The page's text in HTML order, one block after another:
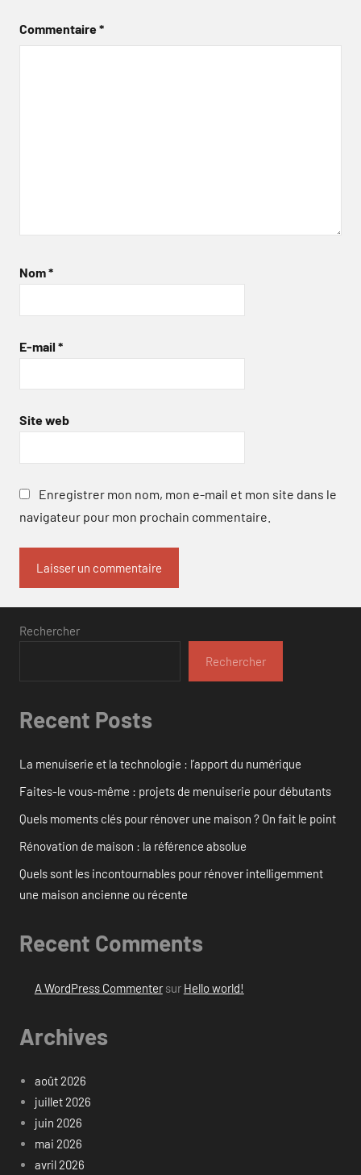
Commentaire*
Nom*
E-mail *
Site web
Enregistrer mon nom, mon e-mail et mon site dans le
navigateur pour mon prochain commentaire.
Rechercher
Rechercher
Recent Posts
La menuiserie et la technologie : l’apport du numérique
Faites-le vous-même : projets de menuiserie pour débutants
Quels moments clés pour rénover une maison ? On fait le point
Rénovation de maison : la référence absolue
Quels sont les incontournables pour rénover intelligemment
une maison ancienne ou récente
Recent Comments
A WordPress Commentersur Hello world!
Archives
août 2026
juillet 2026
juin 2026
mai 2026
avril 2026